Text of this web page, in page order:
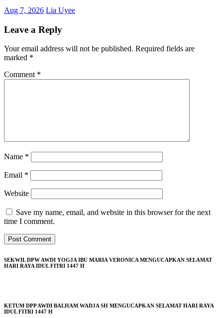
Aug 7, 2026 Lia Uyee
Leave a Reply
Your email address will not be published. Required fields are
marked *
Comment *
Name *
Email *
Website
Save my name, email, and website in this browser for the next
time I comment.
SEKWIL DPW AWDI YOGJA IBU MARIA VERONICA MENGUCAPKAN SELAMAT
HARI RAYA IDUL FITRI 1447 H
KETUM DPP AWDI BALHAM WADJA SH MENGUCAPKAN SELAMAT HARI RAYA
IDUL FITRI 1447 H